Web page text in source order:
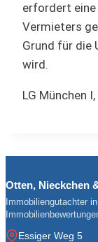
erfordert eine
Vermieters
Grund für die
wird.
LG München
Otten, Nieckchen
Immobiliengutachter
Essiger Weg 5